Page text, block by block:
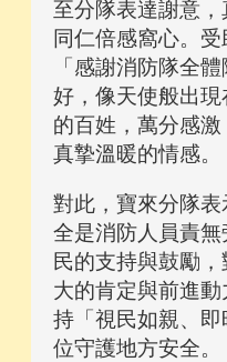
至分隊表達謝意
同仁倍感窩心。
「感謝消防隊全
好，像天使般出
的百姓，萬分感
真摯溫暖的情感。
對此，寶來分隊
全是消防人員責
民的支持與鼓勵
大的肯定與前進
持「視民如親、
位守護地方安全。